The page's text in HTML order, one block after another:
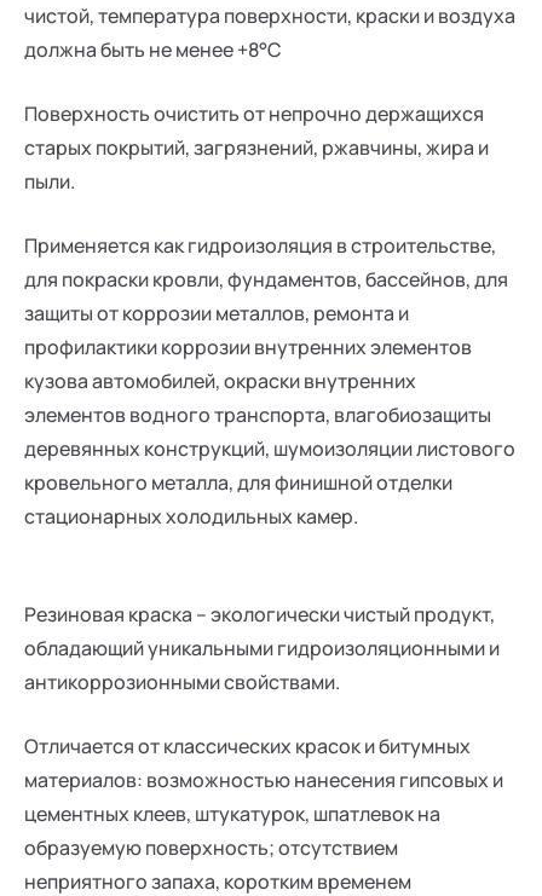
чистой, температура поверхности, краски и воздуха
должна быть не менее +8°С
Поверхность очистить от непрочно держащихся
старых покрытий, загрязнений, ржавчины, жира и
пыли.
Применяется как гидроизоляция в строительстве,
для покраски кровли, фундаментов, бассейнов, для
защиты от коррозии металлов, ремонта и
профилактики коррозии внутренних элементов
кузова автомобилей, окраски внутренних
элементов водного транспорта, влагобиозащиты
деревянных конструкций, шумоизоляции листового
кровельного металла, для финишной отделки
стационарных холодильных камер.
Резиновая краска – экологически чистый продукт,
обладающий уникальными гидроизоляционными и
антикоррозионными свойствами.
Отличается от классических красок и битумных
материалов: возможностью нанесения гипсовых и
цементных клеев, штукатурок, шпатлевок на
образуемую поверхность; отсутствием
неприятного запаха, коротким временем